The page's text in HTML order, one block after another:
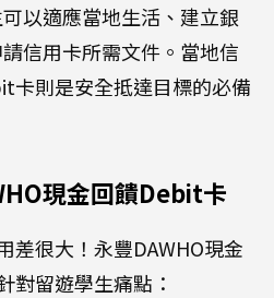
以適應當地生活、建立銀
信用卡所需文件。當地信
卡則是安全抵達目標的必備
現金回饋Debit卡
差很大！永豐DAWHO現金
對留遊學生痛點：